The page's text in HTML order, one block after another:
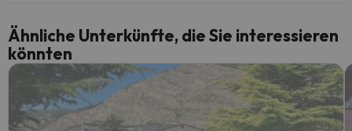
Ähnliche Unterkünfte, die Sie interessieren
könnten